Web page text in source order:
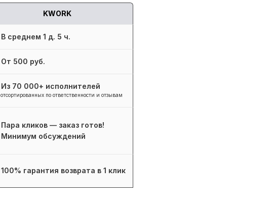
KWORK
В среднем 1 д. 5 ч.
От 500 руб.
Из 70 000+ исполнителей
отсортированных по ответственности и отзывам
Пара кликов — заказ готов!
Минимум обсуждений
100% гарантия возврата в 1 клик